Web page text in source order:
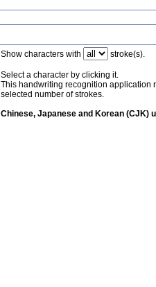
Show characters with stroke(s).
Select a character by clicking it.
This handwriting recognition application
selected number of strokes.
Chinese, Japanese and Korean (CJK)